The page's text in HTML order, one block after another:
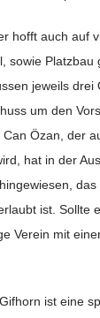
hofft auch auf
sowie Platzbau
jeweils drei
um den
Özan, der
hat in der
ist. Sollte
Verein mit
ist eine